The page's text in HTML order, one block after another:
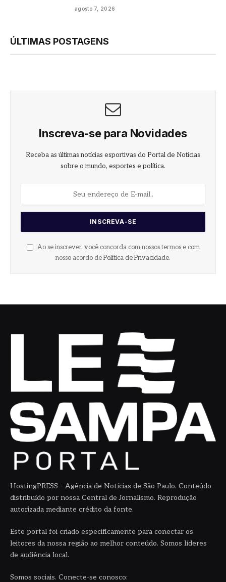
agosto 7, 2026
ÚLTIMAS POSTAGENS
Inscreva-se para Novidades
Receba as últimas notícias esportivas do Portal de Notícias
sobre o mundo, esportes e política.
Ao se inscrever, você concorda com nossos termos e com
nosso acordo de Política de Privacidade.
HostingPRESS – Agência de Notícias de São Paulo. Conteúdo
distribuído por nossa Central de Jornalismo. Reprodução
autorizada mediante crédito da fonte.
Este portal foi criado especificamente para conectar os
leitores da nossa região ao melhor conteúdo. Somos líderes
de audiência local.
Somos sociais. Conecte-se conosco: